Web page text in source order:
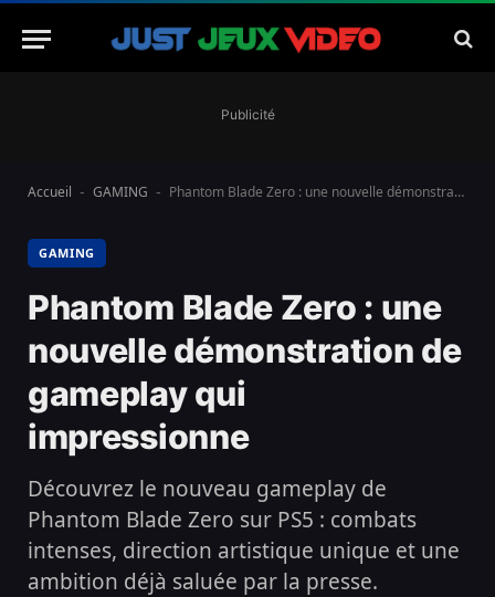
Publicité
Accueil - GAMING - Phantom Blade Zero : une nouvelle démonstration de gameplay qui impressionne
GAMING
Phantom Blade Zero : une
nouvelle démonstration de
gameplay qui
impressionne
Découvrez le nouveau gameplay de
Phantom Blade Zero sur PS5 : combats
intenses, direction artistique unique et une
ambition déjà saluée par la presse.